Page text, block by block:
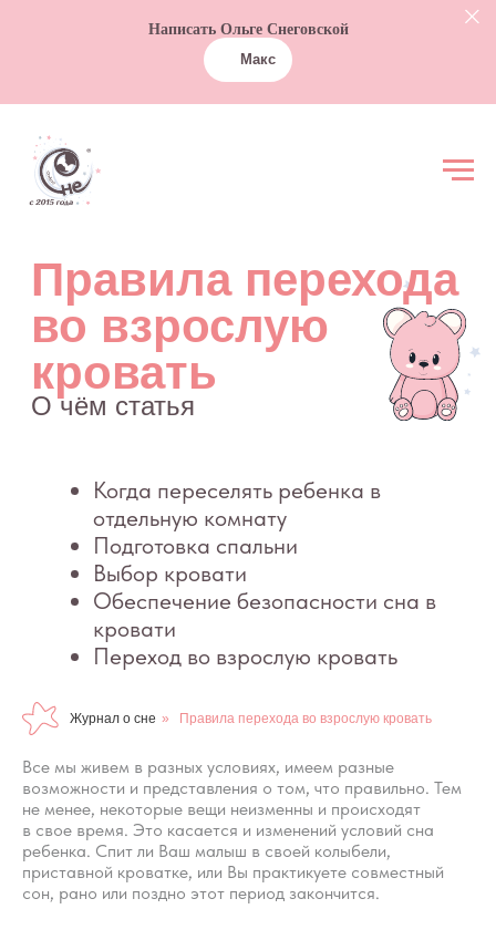
Написать Ольге Снеговской
Макс
Правила перехода
кровать
Когда переселять ребенка в
отдельную комнату
Подготовка спальни
Выбор кровати
О чём статья
Журнал о сне » Правила перехода во взрослую кровать
Все мы живем в разных условиях, имеем разные
возможности и представления о том, что правильно. Тем
не менее, некоторые вещи неизменны и происходят
в свое время. Это касается и изменений условий сна
ребенка. Спит ли Ваш малыш в своей колыбели,
приставной кроватке, или Вы практикуете совместный
сон, рано или поздно этот период закончится.